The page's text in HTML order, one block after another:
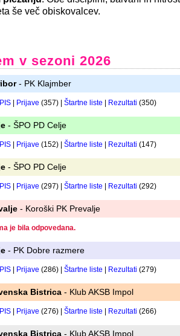
, na "flash" in z varovanjem od zgoraj.
da se tekem lahko udeležijo tudi
izkušenj.
izvedli tekmo vbalvanskem plezanju,
Vmes je športno plezanje
disciplinami, tako da smo leta 2016
plezanju. Obe disciplini, balvani in
še več obiskovalcev.
v sezoni 2026
- PK Klajmber
|Prijave(357) |Štartne liste
- ŠPO PD Celje
|Prijave(152) |Štartne liste
- ŠPO PD Celje
|Prijave(297) | Štartne liste|Rezultati
- Koroški PK Prevalje
je bila odpovedana.